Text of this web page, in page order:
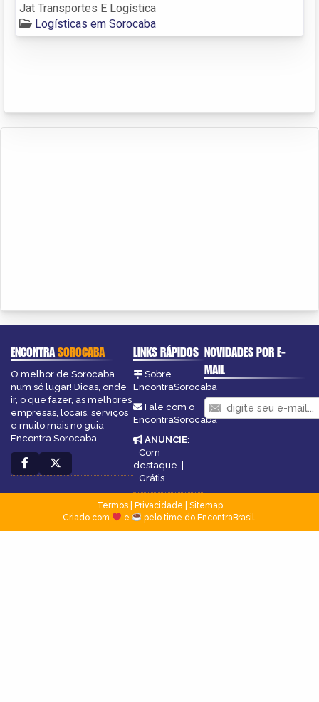
Jat Transportes E Logística
Logísticas em Sorocaba
ENCONTRASOROCABA
O melhor de Sorocaba
num só lugar! Dicas, onde
ir, o que fazer, as melhores
empresas, locais, serviços
e muito mais no guia
Encontra Sorocaba.
LINKS RÁPIDOS
Sobre
EncontraSorocaba
Fale com o
EncontraSorocaba
ANUNCIE:
Com
destaque |
Grátis
NOVIDADES POR E-
MAIL
Termos| Privacidade
Sitemap
Criado com
e pelo time do EncontraBrasil